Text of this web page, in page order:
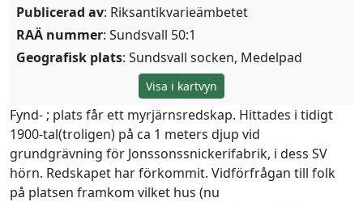
Publicerad av: Riksantikvarieämbetet
RAÄ nummer: Sundsvall 50:1
Geografisk plats: Sundsvall socken, Medelpad
Visa i kartvyn
Fynd- ; plats får ett myrjärnsredskap. Hittades i tidigt
1900-tal(troligen) på ca 1 meters djup vid
grundgrävning för Jonssonssnickerifabrik, i dess SV
hörn. Redskapet har förkommit. Vidförfrågan till folk
på platsen framkom vilket hus (nu